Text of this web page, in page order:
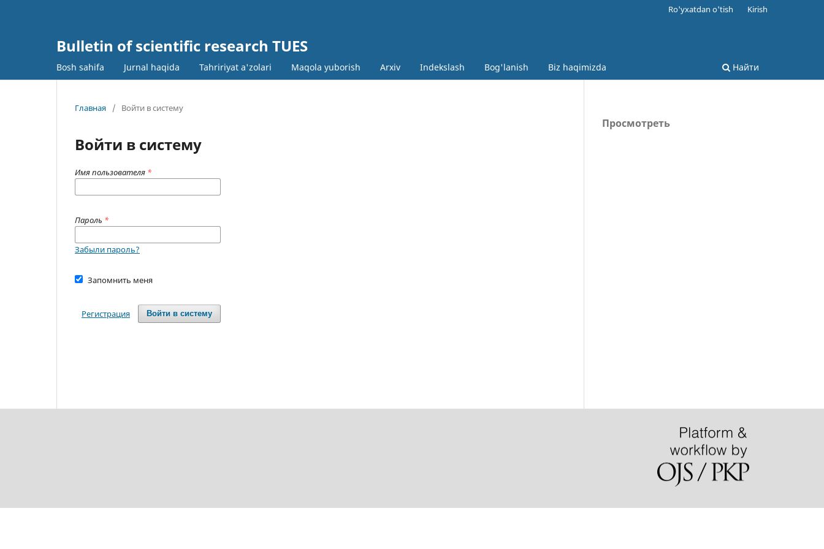
Bulletin of scientific research TUES
Bosh sahifa Jurnal haqida Tahririyat a'zolari Maqola yuborish Arxiv Indekslash Bog'lanish Biz haqimizda Найти
Ro'yxatdan o'tish Kirish
Главная / Войти в систему
Войти в систему
Имя пользователя *
Пароль *
Забыли пароль?
Запомнить меня
Войти в систему
Регистрация
Просмотреть